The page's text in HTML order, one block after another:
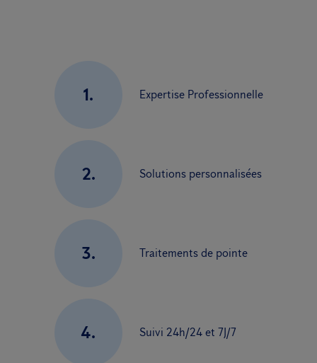
1. Expertise Professionnelle
2. Solutions personnalisées
3. Traitements de pointe
4. Suivi 24h/24 et 7J/7